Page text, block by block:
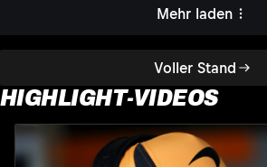
Voller Stand
Mehr laden
HIGHLIGHT-VIDEOS